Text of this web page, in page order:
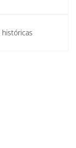
históricas